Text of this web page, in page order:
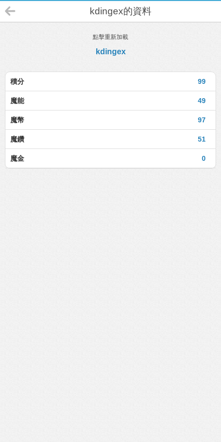
kdingex的資料
點擊重新加載
kdingex
99
積分
49
魔能
97
魔幣
51
魔鑽
0
魔金